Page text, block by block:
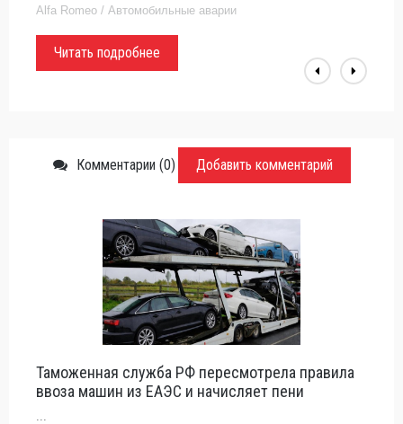
самых раритетных разработок итальянских мастеров,
Alfa Romeo / Автомобильные аварии
Читать подробнее
Комментарии (0) Добавить комментарий
Таможенная служба РФ пересмотрела правила
ввоза машин из ЕАЭС и начисляет пени
...